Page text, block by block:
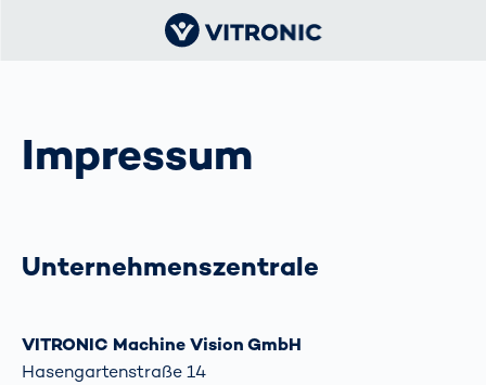
Impressum
Unternehmenszentrale
VITRONIC Machine Vision GmbH
Hasengartenstraße 14